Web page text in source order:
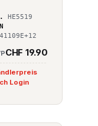
HE5519
CHF 19.90
Login